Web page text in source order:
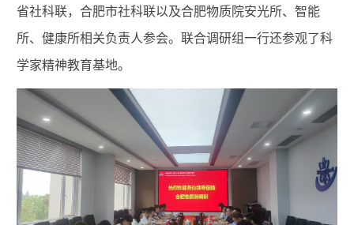
省社科联， 合肥市社科联以及合肥物质院安光所、智能
所、健康所相关负责人参会。联合调研组一行还参观了科
学家精神教育基地。